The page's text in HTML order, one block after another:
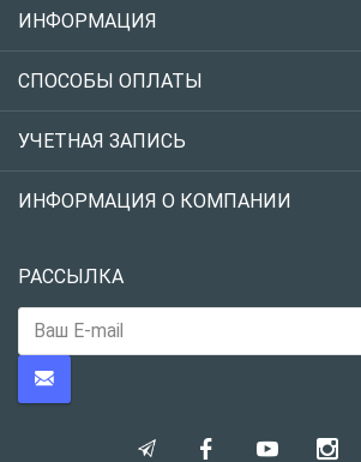
ИНФОРМАЦИЯ
СПОСОБЫ ОПЛАТЫ
УЧЕТНАЯ ЗАПИСЬ
ИНФОРМАЦИЯ О КОМПАНИИ
РАССЫЛКА